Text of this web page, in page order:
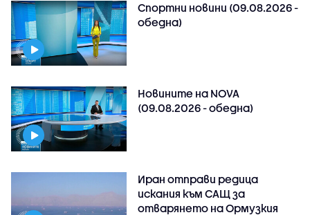
Спортни новини (09.08.2026 -
обедна)
Новините на NOVA
(09.08.2026 - обедна)
Иран отправи редица
искания към САЩ за
отварянето на Ормузкия